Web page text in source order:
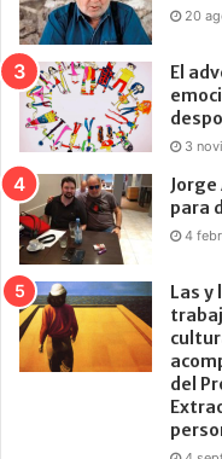
20
El
3
para
4
Las
del